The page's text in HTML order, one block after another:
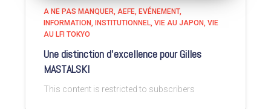
A NE PAS MANQUER AEFE EVÉNEMENT
INFORMATION
INSTITUTIONNEL VIE AU JAPON VIE
AU LFI TOKYO
Une distinction d’excellence pour Gilles
MASTALSKI
This content is restricted to subscribers